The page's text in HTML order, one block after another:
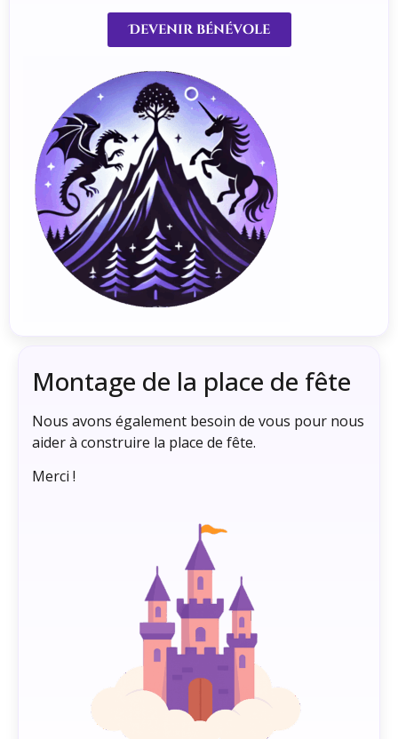
Devenir bénévole
Montage de la place de fête
Nous avons également besoin de vous pour nous
aider à construire la place de fête.
Merci !